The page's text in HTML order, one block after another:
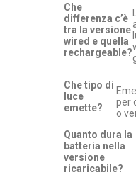
Che
differenza c’è
tra la versione
wired e quella
rechargeable?
Che tipo di
luce
emette?
per
o
Quanto dura la
batteria nella
versione
ricaricabile?